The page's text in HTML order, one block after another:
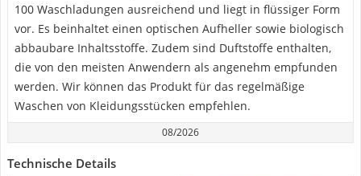
100 Waschladungen ausreichend und liegt in flüssiger Form
vor. Es beinhaltet einen optischen Aufheller sowie biologisch
abbaubare Inhaltsstoffe. Zudem sind Duftstoffe enthalten,
die von den meisten Anwendern als angenehm empfunden
werden. Wir können das Produkt für das regelmäßige
Waschen von Kleidungsstücken empfehlen.
08/2026
Technische Details